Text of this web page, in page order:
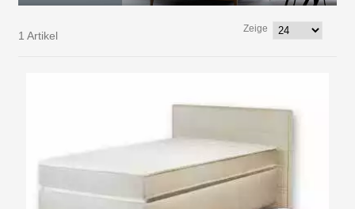
1 Artikel
Zeige